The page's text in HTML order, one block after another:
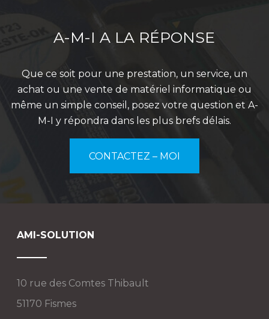
A-M-I A LA RÉPONSE
Que ce soit pour une prestation, un service, un
achat ou une vente de matériel informatique ou
même un simple conseil, posez votre question et A-
M-I y répondra dans les plus brefs délais.
CONTACTEZ – MOI
AMI-SOLUTION
10 rue des Comtes Thibault
51170 Fismes